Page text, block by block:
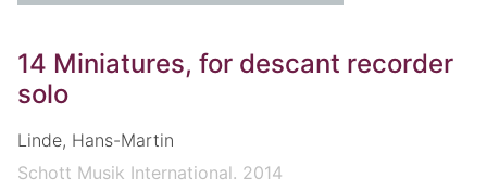
14 Miniatures, for descant recorder
solo
Linde, Hans-Martin
Schott Musik International. 2014